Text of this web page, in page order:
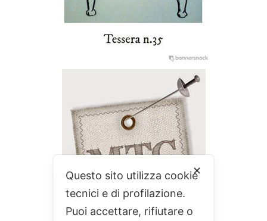
✕
Questo sito utilizza cookie
tecnici e di profilazione.
Puoi accettare, rifiutare o